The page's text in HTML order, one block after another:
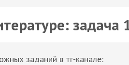
задача
заданий в тг-канале: